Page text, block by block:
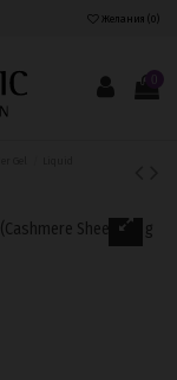
Желания (0)
0